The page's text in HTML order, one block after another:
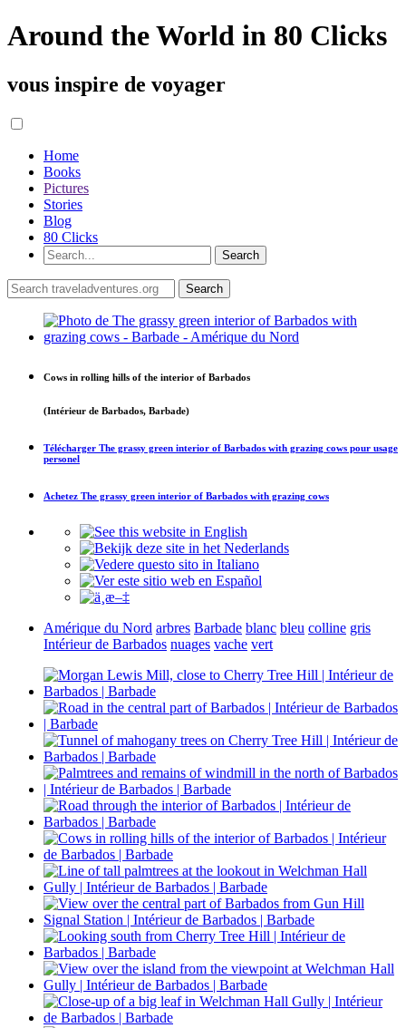
Around the World in 80 Clicks
vous inspire de voyager
Home
Books
Pictures
Stories
Blog
80 Clicks
Cows in rolling hills of the interior of Barbados
(Intérieur de Barbados, Barbade)
Télécharger The grassy green interior of Barbados with grazing cows pour usage
personel
Achetez The grassy green interior of Barbados with grazing cows
Amérique du Nord arbres Barbade blanc bleu colline gris
Intérieur de Barbados nuages vache vert